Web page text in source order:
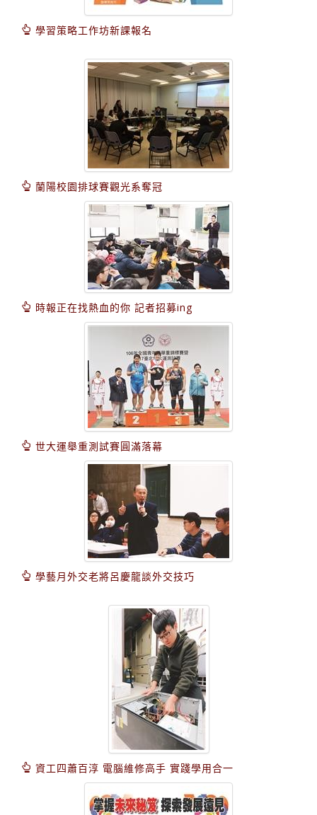
學習策略工作坊新課報名
蘭陽校園排球賽觀光系奪冠
時報正在找熱血的你 記者招募ing
世大運舉重測試賽圓滿落幕
學藝月外交老將呂慶龍談外交技巧
資工四蕭百淳 電腦維修高手 實踐學用合一